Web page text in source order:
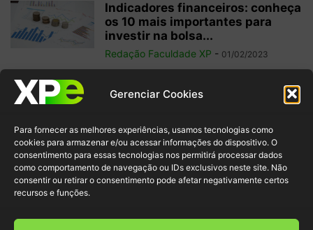
Gerenciar Cookies
Para fornecer as melhores experiências, usamos tecnologias como
cookies para armazenar e/ou acessar informações do dispositivo. O
consentimento para essas tecnologias nos permitirá processar dados
como comportamento de navegação ou IDs exclusivos neste site. Não
consentir ou retirar o consentimento pode afetar negativamente certos
recursos e funções.
Indicadores financeiros: conheça
os 10 mais importantes para
investir na bolsa...
Redação Faculdade XP - 01/02/2023
Como começar a operar em
swing trade? 5 dicas para
Redação Faculdade XP - 31/01/2023
Free float: qual a importância
desse conceito para acionistas
22/01/2023